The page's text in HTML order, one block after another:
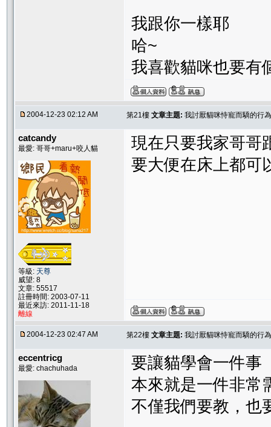
我跟你一樣耶
哈~
我喜歡貓咪也要有
2004-12-23 02:12 AM 第21樓 文章主題: 我討厭貓咪恃寵而驕的行
catcandy
最愛: 哥哥+maru+咬人貓
等級: 天尊
威望: 8
文章: 55517
註冊時間: 2003-07-11
最近來訪: 2011-11-18
離線
現在只要我家哥哥
要大便在床上都可
2004-12-23 02:47 AM 第22樓 文章主題: 我討厭貓咪恃寵而驕的行
eccentricg
最愛: chachuhada
要讓貓學會一件事
本來就是一件非常
不僅我們要教，也